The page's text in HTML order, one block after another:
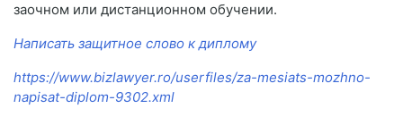
заочном или дистанционном обучении.
Написать защитное слово к диплому
https://www.bizlawyer.ro/userfiles/za-mesiats-mozhno-
napisat-diplom-9302.xml